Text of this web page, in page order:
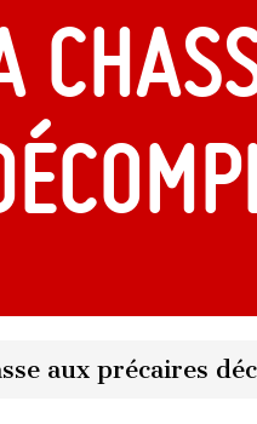
aux précaires